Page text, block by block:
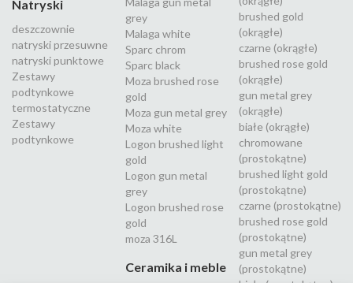
Natryski
deszczownie
natryski przesuwne
natryski punktowe
Zestawy
podtynkowe
termostatyczne
Zestawy
podtynkowe
grey
Malaga white
Sparc chrom
Sparc black
Moza brushed rose
gold
Moza gun metal grey
Moza white
Logon brushed light
gold
Logon gun metal
grey
Logon brushed rose
gold
moza 316L
Ceramika i meble
brushed gold
(okrągłe)
czarne (okrągłe)
brushed rose gold
(okrągłe)
gun metal grey
(okrągłe)
białe (okrągłe)
chromowane
(prostokątne)
brushed light gold
(prostokątne)
czarne (prostokątne)
brushed rose gold
(prostokątne)
gun metal grey
(prostokątne)